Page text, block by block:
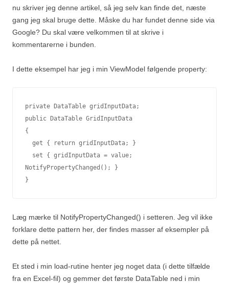
nu skriver jeg denne artikel, så jeg selv kan finde det, næste
gang jeg skal bruge dette. Måske du har fundet denne side via
Google? Du skal være velkommen til at skrive i
kommentarerne i bunden.
I dette eksempel har jeg i min ViewModel følgende property:
private DataTable gridInputData;
public DataTable GridInputData
{
NotifyPropertyChanged(); }
}
Læg mærke til NotifyPropertyChanged() i setteren. Jeg vil ikke
forklare dette pattern her, der findes masser af eksempler på
dette på nettet.
Et sted i min load-rutine henter jeg noget data (i dette tilfælde
fra en Excel-fil) og gemmer det første DataTable ned i min